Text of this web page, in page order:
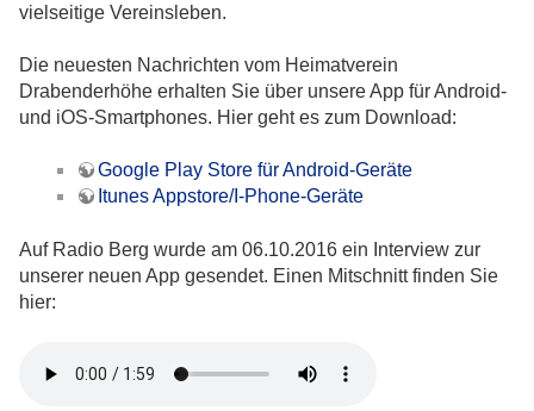
vielseitige Vereinsleben.
Die neuesten Nachrichten vom Heimatverein
Drabenderhöhe erhalten Sie über unsere App für Android-
und iOS-Smartphones. Hier geht es zum Download:
Google Play Store für Android-Geräte
Itunes Appstore/I-Phone-Geräte
Auf Radio Berg wurde am 06.10.2016 ein Interview zur
unserer neuen App gesendet. Einen Mitschnitt finden Sie
hier: